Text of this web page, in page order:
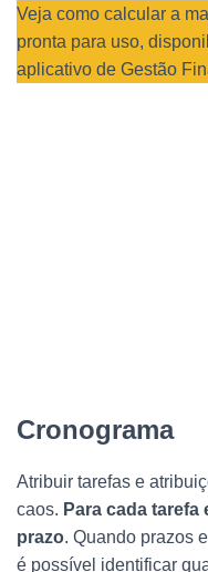
Veja como calcular a
pronta para uso,
aplicativo de Gestão
Cronograma
Atribuir tarefas e
caos. Para cada
prazo. Quando prazos
é possível identificar